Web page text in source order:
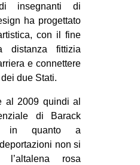
insegnanti di
ha progettato
con il fine
distanza fittizia
e connettere
due Stati.
al 2009 quindi al
di Barack
in quanto a
non si
l’altalena rosa